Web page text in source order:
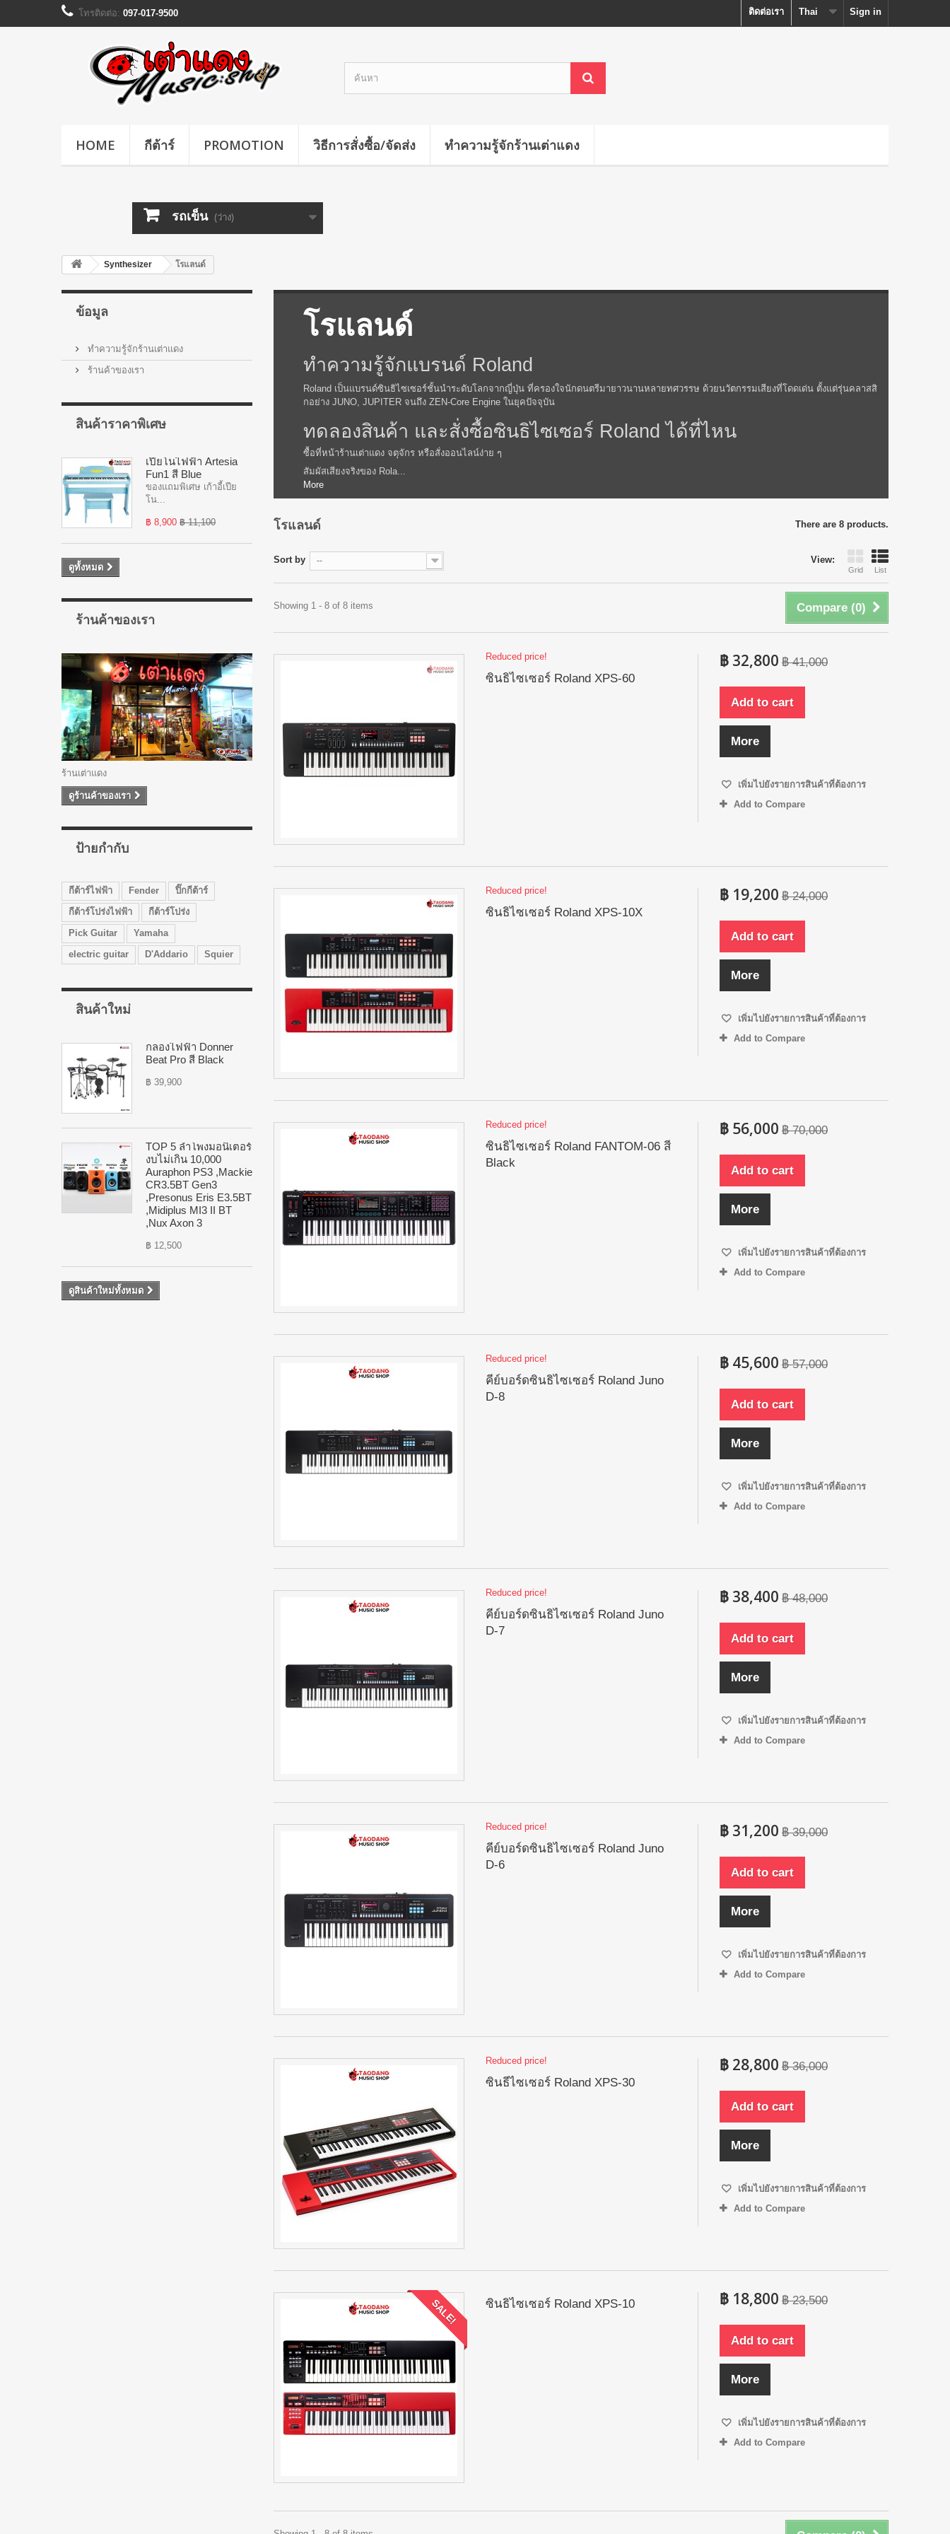
Sign in
Thai
ติดต่อเรา
โทรติดต่อ: 097-017-9500
HOME กีต้าร์ PROMOTION วิธีการสั่งซื้อ/จัดส่ง ทำความรู้จักร้านเต่าแดง
รถเข็น (ว่าง)
Synthesizer โรแลนด์
ข้อมูล
ทำความรู้จักร้านเต่าแดง
ร้านค้าของเรา
สินค้าราคาพิเศษ
เปียโนไฟฟ้า Artesia
Fun1 สี Blue
ของแถมพิเศษ เก้าอี้เปีย
โน...
฿ 8,900 ฿ 11,100
ดูทั้งหมด
ร้านค้าของเรา
ร้านเต่าแดง
ดูร้านค้าของเรา
ป้ายกำกับ
กีต้าร์ไฟฟ้า Fender
ปิ๊กกีต้าร์
กีต้าร์โปร่งไฟฟ้า
กีต้าร์โปร่ง
Pick Guitar
Yamaha
electric guitar
D'Addario Squier
สินค้าใหม่
กลองไฟฟ้า Donner
Beat Pro สี Black
฿ 39,900
TOP 5 ลำโพงมอนิเตอร์
งบไม่เกิน 10,000
Auraphon PS3 ,Mackie
CR3.5BT Gen3
,Presonus Eris E3.5BT
,Midiplus MI3 II BT
,Nux Axon 3
฿ 12,500
ดูสินค้าใหม่ทั้งหมด
โรแลนด์
ทำความรู้จักแบรนด์ Roland
Roland เป็นแบรนด์ซินธิไซเซอร์ชั้นนำระดับโลกจากญี่ปุ่น ที่ครองใจนักดนตรีมายาวนานหลายทศวรรษ ด้วยนวัตกรรมเสียงที่โดดเด่น ตั้งแต่รุ่นคลาสสิ
กอย่าง JUNO, JUPITER จนถึง ZEN-Core Engine ในยุคปัจจุบัน
ทดลองสินค้า และสั่งซื้อซินธิไซเซอร์ Roland ได้ที่ไหน
ซื้อที่หน้าร้านเต่าแดง จตุจักร หรือสั่งออนไลน์ง่าย ๆ
สัมผัสเสียงจริงของ Rola...
More
โรแลนด์ There are 8 products.
View:
Grid List
Sort by --
Compare (0)
Showing 1 - 8 of 8 items
Reduced price!
ซินธิไซเซอร์ Roland XPS-60
฿ 32,800 ฿ 41,000
Add to cart
More
เพิ่มไปยังรายการสินค้าที่ต้องการ
Add to Compare
Reduced price!
ซินธิไซเซอร์ Roland XPS-10X
฿ 19,200 ฿ 24,000
Add to cart
More
เพิ่มไปยังรายการสินค้าที่ต้องการ
Add to Compare
Reduced price!
ซินธิไซเซอร์ Roland FANTOM-06 สี
Black
฿ 56,000 ฿ 70,000
Add to cart
More
เพิ่มไปยังรายการสินค้าที่ต้องการ
Add to Compare
Reduced price!
คีย์บอร์ดซินธิไซเซอร์ Roland Juno
D-8
฿ 45,600 ฿ 57,000
Add to cart
More
เพิ่มไปยังรายการสินค้าที่ต้องการ
Add to Compare
Reduced price!
คีย์บอร์ดซินธิไซเซอร์ Roland Juno
D-7
฿ 38,400 ฿ 48,000
Add to cart
More
เพิ่มไปยังรายการสินค้าที่ต้องการ
Add to Compare
Reduced price!
คีย์บอร์ดซินธิไซเซอร์ Roland Juno
D-6
฿ 31,200 ฿ 39,000
Add to cart
More
เพิ่มไปยังรายการสินค้าที่ต้องการ
Add to Compare
Reduced price!
ซินธีไซเซอร์ Roland XPS-30
฿ 28,800 ฿ 36,000
Add to cart
More
เพิ่มไปยังรายการสินค้าที่ต้องการ
Add to Compare
SALE! ซินธิไซเซอร์ Roland XPS-10 ฿ 18,800 ฿ 23,500
Add to cart
More
เพิ่มไปยังรายการสินค้าที่ต้องการ
Add to Compare